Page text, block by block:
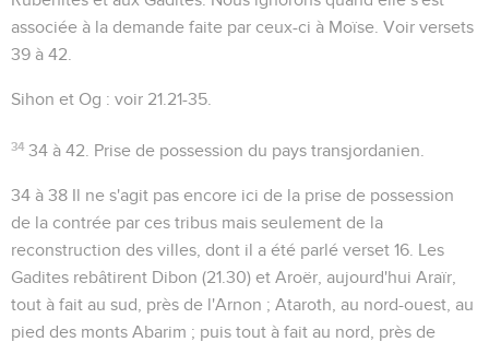
associée à la demande faite par ceux-ci à Moïse. Voir versets
39 à 42.
Sihon et Og : voir 21.21-35
34 34 à 42 . Prise de possession du pays transjordanien.
34 à 38 Il ne s'agit pas encore ici de la prise de possession
de la contrée par ces tribus mais seulement de la
reconstruction des villes, dont il a été parlé verset 16. Les
Gadites rebâtirent Dibon (21.30) et Aroër , aujourd'hui Araïr,
tout à fait au sud, près de l'Arnon ; Ataroth , au nord-ouest, au
pied des monts Abarim ; puis tout à fait au nord, près de